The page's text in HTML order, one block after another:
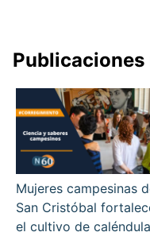
Mujeres campesinas
San Cristóbal
el cultivo de caléndula